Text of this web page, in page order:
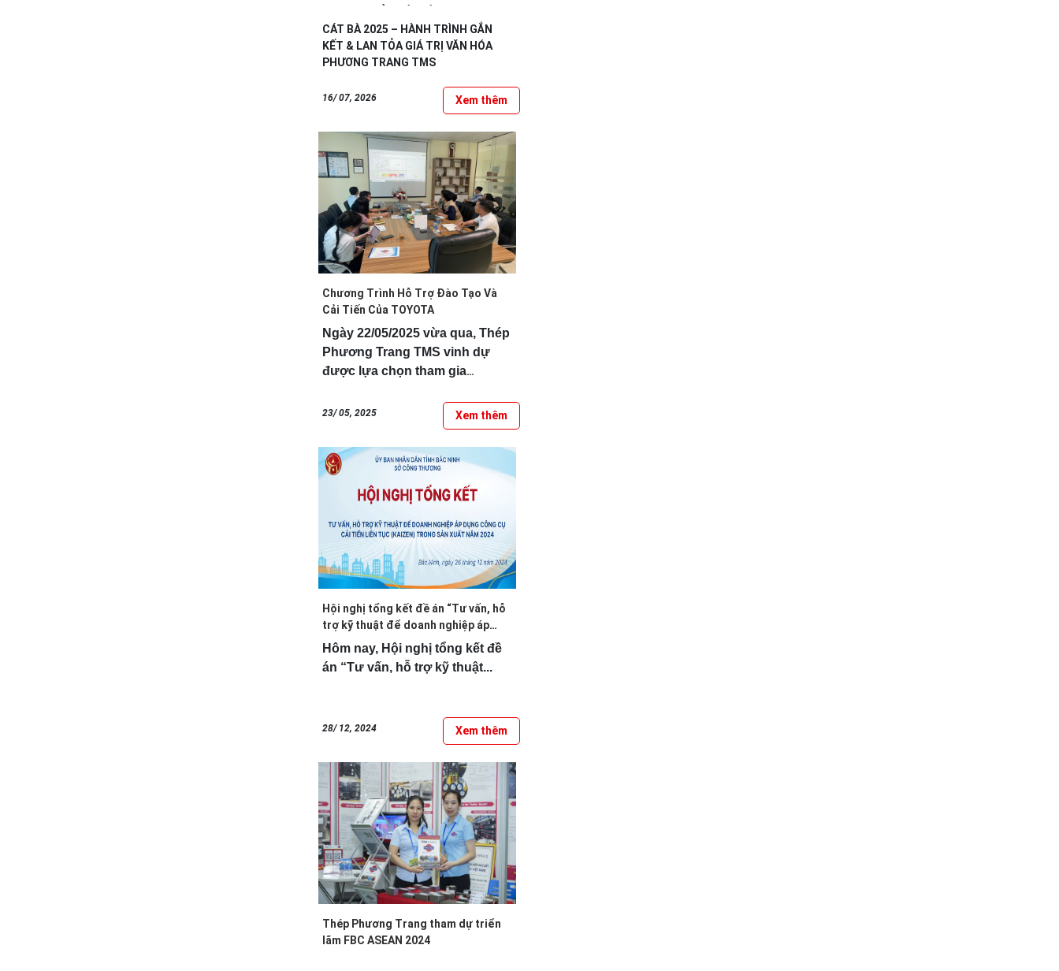
CÁT BÀ 2025 – HÀNH TRÌNH GẮN
KẾT & LAN TỎA GIÁ TRỊ VĂN HÓA
PHƯƠNG TRANG TMS
16/ 07, 2026 Xem thêm
Chương Trình Hỗ Trợ Đào Tạo Và
Cải Tiến Của TOYOTA
Ngày 22/05/2025 vừa qua, Thép
Phương Trang TMS vinh dự
được lựa chọn tham gia
23/ 05, 2025 Xem thêm
Hội nghị tổng kết đề án “Tư vấn, hỗ
trợ kỹ thuật để doanh nghiệp áp
dụng...
Hôm nay, Hội nghị tổng kết đề
án “Tư vấn, hỗ trợ kỹ thuật...
28/ 12, 2024 Xem thêm
Thép Phương Trang tham dự triển
lãm FBC ASEAN 2024